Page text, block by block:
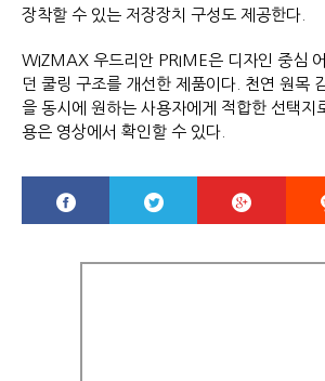
장착할 수 있는 저장장치 구성도 제공한다.
WIZMAX 우드리안 PRIME은 디자인 중심
던 쿨링 구조를 개선한 제품이다. 천연 원목
을 동시에 원하는 사용자에게 적합한 선택지
용은 영상에서 확인할 수 있다.